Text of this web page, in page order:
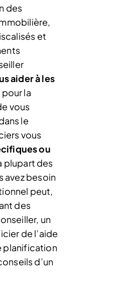
des
et
aider à les
la
vous
le
vous
ou
plupart des
avez besoin
peut,
des
un
de l’aide
planification
d’un